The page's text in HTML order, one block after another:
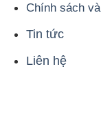
Chính sách
Tin tức
Liên hệ